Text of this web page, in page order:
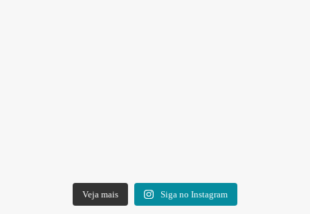
Veja mais Siga no Instagram